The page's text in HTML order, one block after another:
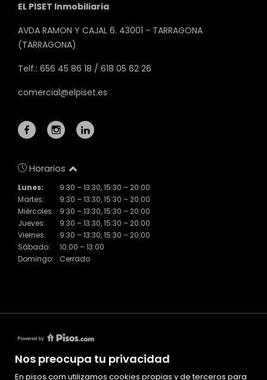
Nos preocupa tu privacidad
En pisos.com utilizamos cookies propias y de terceros para
EL PISET Inmobiliaria
AVDA RAMON Y CAJAL 6. 43001 - TARRAGONA
(TARRAGONA)
Telf.: 656 45 86 18 / 618 05 62 26
comercial@elpiset.es
Horarios
Lunes:
9:30 – 13:30, 15:30 – 20:00
Martes:
9:30 – 13:30, 15:30 – 20:00
Miércoles:
9:30 – 13:30, 15:30 – 20:00
Jueves:
9:30 – 13:30, 15:30 – 20:00
Viernes:
9:30 – 13:30, 15:30 – 20:00
Sábado:
10:00 – 13:00
Domingo:
Cerrado